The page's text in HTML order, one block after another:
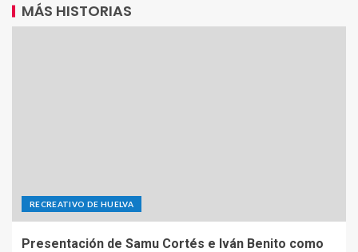
MÁS HISTORIAS
RECREATIVO DE HUELVA
Presentación de Samu Cortés e Iván Benito como